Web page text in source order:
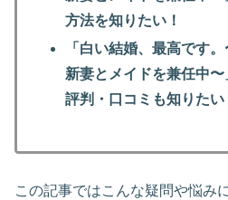
方法を知りたい！
「白い結婚、最高です
新妻とメイドを兼任中
評判・口コミも知りたい
この記事ではこんな疑問や悩み